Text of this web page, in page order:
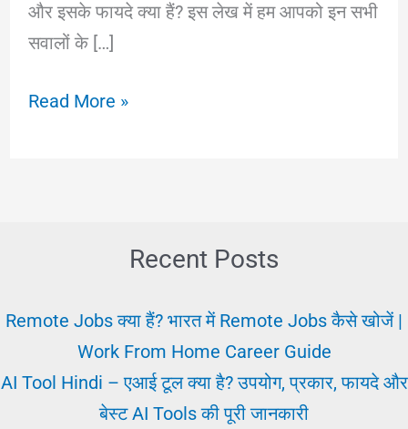
और इसके फायदे क्या हैं? इस लेख में हम आपको इन सभी
सवालों के […]
Digital
और
जानिए
Read More »
Recent Posts
Remote Jobs क्या हैं? भारत में Remote Jobs कैसे खोजें |
Work From Home Career Guide
AI Tool Hindi – एआई टूल क्या है? उपयोग, प्रकार, फायदे और
बेस्ट AI Tools की पूरी जानकारी